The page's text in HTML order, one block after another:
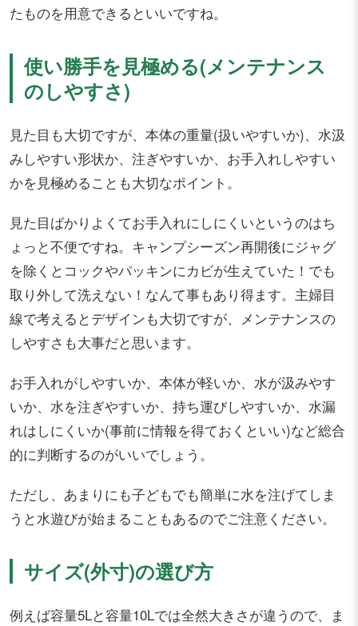
たものを用意できるといいですね。
使い勝手を見極める(メンテナンス
のしやすさ)
見た目も大切ですが、本体の重量(扱いやすいか)、水汲
みしやすい形状か、注ぎやすいか、お手入れしやすい
かを見極めることも大切なポイント。
見た目ばかりよくてお手入れにしにくいというのはち
ょっと不便ですね。キャンプシーズン再開後にジャグ
を除くとコックやパッキンにカビが生えていた！でも
取り外して洗えない！なんて事もあり得ます。主婦目
線で考えるとデザインも大切ですが、メンテナンスの
しやすさも大事だと思います。
お手入れがしやすいか、本体が軽いか、水が汲みやす
いか、水を注ぎやすいか、持ち運びしやすいか、水漏
れはしにくいか(事前に情報を得ておくといい)など総合
的に判断するのがいいでしょう。
ただし、あまりにも子どもでも簡単に水を注げてしま
うと水遊びが始まることもあるのでご注意ください。
サイズ(外寸)の選び方
例えば容量5Lと容量10Lでは全然大きさが違うので、ま